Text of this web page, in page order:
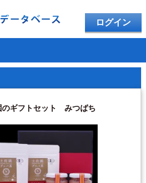
ログイン
のギフトセット みつばち